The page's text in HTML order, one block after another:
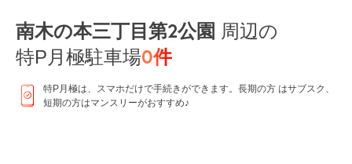
南木の本三丁目第2公園 周辺の
特P月極駐車場0件
特P月極は、スマホだけで手続きができます。長期の方 はサブスク、
短期の方はマンスリーがおすすめ♪